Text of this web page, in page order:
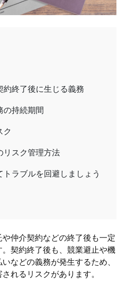
約終了後に生じる義務
の持続期間
ク
リスク管理方法
ラブルを回避しましょう
仲介契約などの終了後も一定
契約終了後も、競業避止や機
などの義務が発生するため、
れるリスクがあります。